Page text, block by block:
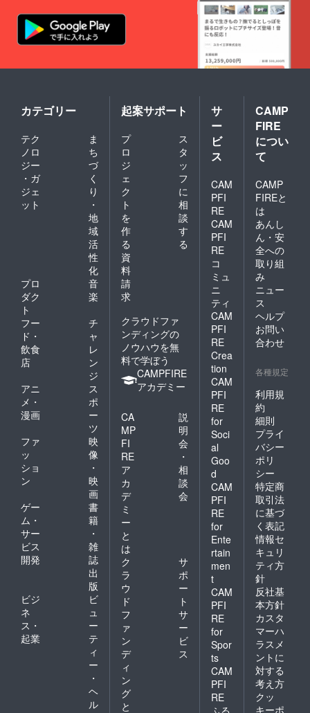
カテゴリー
テク
ノロ
ジー
・ガ
ジェ
ット
ま
ち
づ
く
り
・
地
域
活
性
化
プロ
ダク
ト
音
楽
フー
ド・
飲食
店
チ
ャ
レ
ン
ジ
アニ
メ・
漫画
ス
ポ
ー
ツ
ファ
ッ
ショ
ン
映
像
・
映
画
ゲー
ム・
サー
ビス
開発
書
籍
・
雑
誌
出
版
ビジ
ネ
ス・
起業
ビ
ュ
ー
テ
ィ
ー
・
ヘ
ル
起案サポート
プ
ロ
ジ
ェ
ク
ト
を
作
る
ス
タ
ッ
フ
に
相
談
す
る
資
料
請
求
クラウドファ
ンディングの
ノウハウを無
料で学ぼう
CAMPFIRE
アカデミー
CA
MP
FI
RE
ア
カ
デ
ミ
ー
と
は
説
明
会
・
相
談
会
ク
ラ
ウ
ド
フ
ァ
ン
デ
ィ
ン
グ
と
サ
ポ
ー
ト
サ
ー
ビ
ス
サ
ー
ビ
ス
CAM
PFI
RE
CAM
PFI
RE
コ
ミュ
ニ
ティ
CAM
PFI
RE
Crea
tion
CAM
PFI
RE
for
Soci
al
Goo
d
CAM
PFI
RE
for
Ente
rtain
men
t
CAM
PFI
RE
for
Spor
ts
CAM
PFI
RE
ふる
CAMP
FIRE
につい
て
CAMP
FIREと
は
あんし
ん・安
全への
取り組
み
ニュー
ス
ヘルプ
お問い
合わせ
各種規定
利用規
約
細則
プライ
バシー
ポリ
シー
特定商
取引法
に基づ
く表記
情報セ
キュリ
ティ方
針
反社基
本方針
カスタ
マーハ
ラスメ
ントに
対する
考え方
クッ
キーポ